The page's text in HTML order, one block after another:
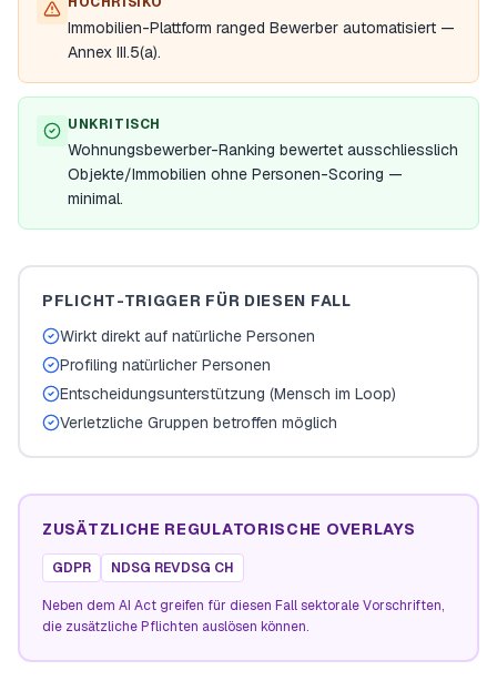
Immobilien-Plattform ranged Bewerber automatisiert —
Annex III.5(a).
UNKRITISCH
Wohnungsbewerber-Ranking bewertet ausschliesslich
Objekte/Immobilien ohne Personen-Scoring —
minimal.
PFLICHT-TRIGGER FÜR DIESEN FALL
Wirkt direkt auf natürliche Personen
Profiling natürlicher Personen
Entscheidungsunterstützung (Mensch im Loop)
Verletzliche Gruppen betroffen möglich
ZUSÄTZLICHE REGULATORISCHE OVERLAYS
GDPR NDSG REVDSG CH
Neben dem AI Act greifen für diesen Fall sektorale Vorschriften,
die zusätzliche Pflichten auslösen können.